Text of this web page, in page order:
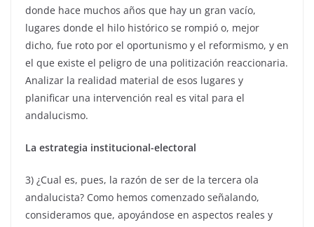
donde hace muchos años que hay un gran vacío,
lugares donde el hilo histórico se rompió o, mejor
dicho, fue roto por el oportunismo y el reformismo, y en
el que existe el peligro de una politización reaccionaria.
Analizar la realidad material de esos lugares y
planificar una intervención real es vital para el
andalucismo.
La estrategia institucional-electoral
3) ¿Cual es, pues, la razón de ser de la tercera ola
andalucista? Como hemos comenzado señalando,
consideramos que, apoyándose en aspectos reales y